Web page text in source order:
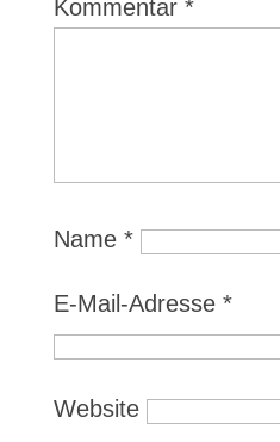
Kommentar *
Name *
E-Mail-Adresse *
Website